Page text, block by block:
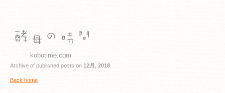
kobotime.com
Archive of published posts on 12月, 2018
Back home